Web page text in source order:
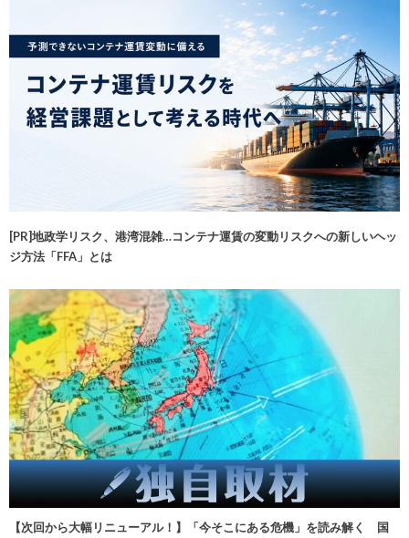
[PR]地政学リスク、港湾混雑…コンテナ運賃の変動リスクへの新しいヘッ
ジ方法「FFA」とは
【次回から大幅リニューアル！】「今そこにある危機」を読み解く 国